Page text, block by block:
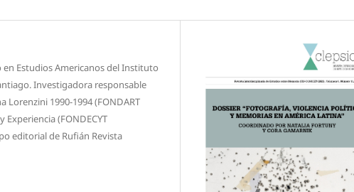
en Estudios Americanos del Instituto
Investigadora responsable
Lorenzini 1990-1994 (FONDART
(FONDECYT
editorial de Rufián Revista